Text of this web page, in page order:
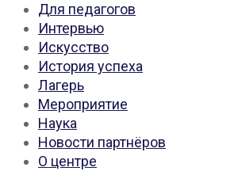
Для педагогов
Интервью
Искусство
История успеха
Лагерь
Мероприятие
Наука
Новости партнёров
О центре